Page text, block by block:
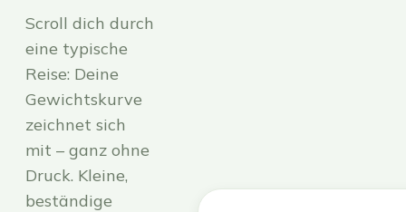
Scroll dich durch
eine typische
Reise: Deine
Gewichtskurve
zeichnet sich
mit – ganz ohne
Druck. Kleine,
beständige